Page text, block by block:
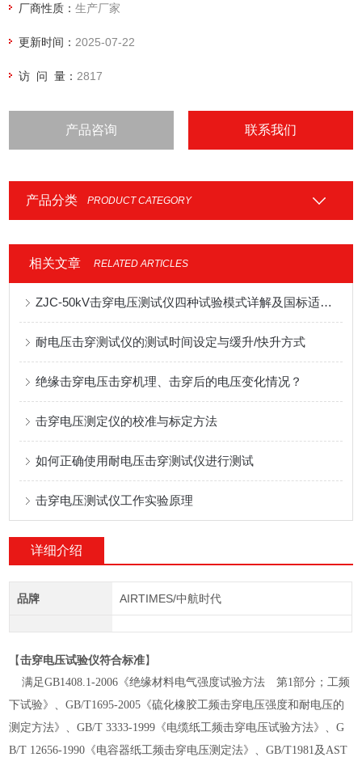
厂商性质：生产厂家
更新时间： 2025-07-22
访 问 量： 2817
产品咨询 联系我们
产品分类 PRODUCT CATEGORY
相关文章 RELATED ARTICLES
ZJC-50kV击穿电压测试仪四种试验模式详解及国标适配应用指南
耐电压击穿测试仪的测试时间设定与缓升/快升方式
绝缘击穿电压击穿机理、击穿后的电压变化情况？
击穿电压测定仪的校准与标定方法
如何正确使用耐电压击穿测试仪进行测试
击穿电压测试仪工作实验原理
详细介绍
品牌 AIRTIMES/中航时代
【击穿电压试验仪符合标准】
满足GB1408.1-2006《绝缘材料电气强度试验方法 第1部分；工频
下试验》、GB/T1695-2005《硫化橡胶工频击穿电压强度和耐电压的
测定方法》、GB/T 3333-1999《电缆纸工频击穿电压试验方法》、G
B/T 12656-1990《电容器纸工频击穿电压测定法》、GB/T1981及AST